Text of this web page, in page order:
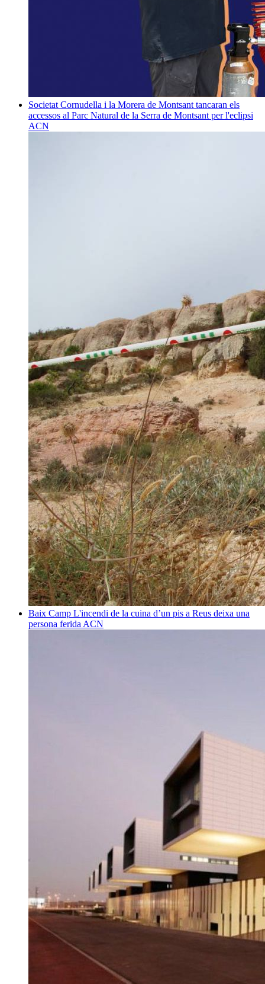
Societat Cornudella i la Morera de Montsant tancaran els
accessos al Parc Natural de la Serra de Montsant per l'eclipsi
ACN
Baix Camp L'incendi de la cuina d’un pis a Reus deixa una
persona ferida ACN